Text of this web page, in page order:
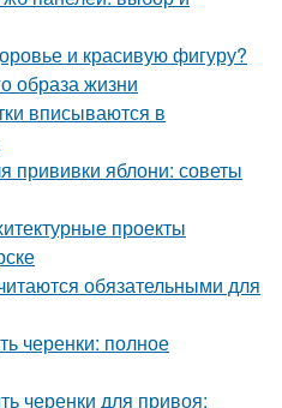
и красивую фигуру?
образа жизни
вписываются в
прививки яблони: советы
проекты
обязательными для
черенки: полное
черенки для привоя: